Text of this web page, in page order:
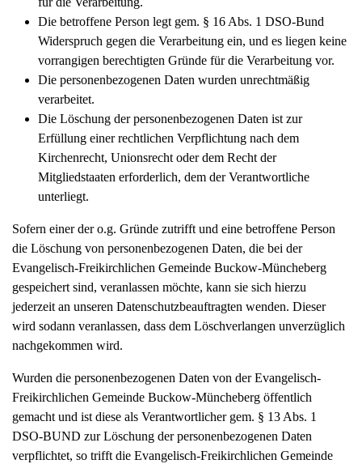
Die betroffene Person legt gem. § 16 Abs. 1 DSO-Bund
Widerspruch gegen die Verarbeitung ein, und es liegen keine
vorrangigen berechtigten Gründe für die Verarbeitung vor.
Die personenbezogenen Daten wurden unrechtmäßig
verarbeitet.
Die Löschung der personenbezogenen Daten ist zur
Erfüllung einer rechtlichen Verpflichtung nach dem
Kirchenrecht, Unionsrecht oder dem Recht der
Mitgliedstaaten erforderlich, dem der Verantwortliche
unterliegt.
Sofern einer der o.g. Gründe zutrifft und eine betroffene Person
die Löschung von personenbezogenen Daten, die bei der
Evangelisch-Freikirchlichen Gemeinde Buckow-Müncheberg
gespeichert sind, veranlassen möchte, kann sie sich hierzu
jederzeit an unseren Datenschutzbeauftragten wenden. Dieser
wird sodann veranlassen, dass dem Löschverlangen unverzüglich
nachgekommen wird.
Wurden die personenbezogenen Daten von der Evangelisch-
Freikirchlichen Gemeinde Buckow-Müncheberg öffentlich
gemacht und ist diese als Verantwortlicher gem. § 13 Abs. 1
DSO-BUND zur Löschung der personenbezogenen Daten
verpflichtet, so trifft die Evangelisch-Freikirchlichen Gemeinde